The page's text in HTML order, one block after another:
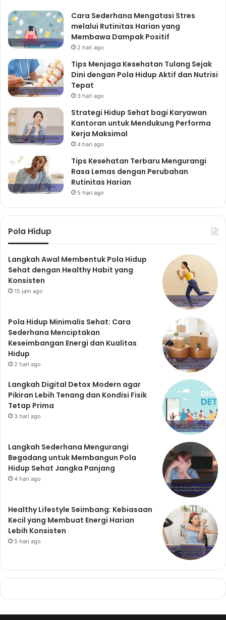
Cara Sederhana Mengatasi Stres
melalui Rutinitas Harian yang
Membawa Dampak Positif
2 hari ago
Tips Menjaga Kesehatan Tulang Sejak
Dini dengan Pola Hidup Aktif dan Nutrisi
Tepat
3 hari ago
Strategi Hidup Sehat bagi Karyawan
Kantoran untuk Mendukung Performa
Kerja Maksimal
4 hari ago
Tips Kesehatan Terbaru Mengurangi
Rasa Lemas dengan Perubahan
Rutinitas Harian
5 hari ago
Pola Hidup
Langkah Awal Membentuk Pola Hidup
Sehat dengan Healthy Habit yang
Konsisten
15 jam ago
Pola Hidup Minimalis Sehat: Cara
Sederhana Menciptakan
Keseimbangan Energi dan Kualitas
Hidup
2 hari ago
Langkah Digital Detox Modern agar
Pikiran Lebih Tenang dan Kondisi Fisik
Tetap Prima
3 hari ago
Langkah Sederhana Mengurangi
Begadang untuk Membangun Pola
Hidup Sehat Jangka Panjang
4 hari ago
Healthy Lifestyle Seimbang: Kebiasaan
Kecil yang Membuat Energi Harian
Lebih Konsisten
5 hari ago